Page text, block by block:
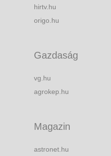
hirtv.hu
origo.hu
Gazdaság
vg.hu
agrokep.hu
Magazin
astronet.hu